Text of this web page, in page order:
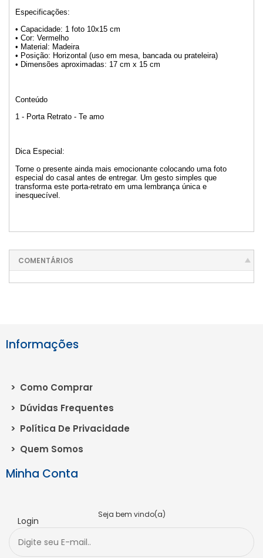
Especificações:
• Capacidade: 1 foto 10x15 cm
• Cor: Vermelho
• Material: Madeira
• Posição: Horizontal (uso em mesa, bancada ou prateleira)
• Dimensões aproximadas: 17 cm x 15 cm
Conteúdo
1 - Porta Retrato - Te amo
Dica Especial:
Torne o presente ainda mais emocionante colocando uma foto
especial do casal antes de entregar. Um gesto simples que
transforma este porta-retrato em uma lembrança única e
inesquecível.
COMENTÁRIOS
Informações
> Como Comprar
> Dúvidas Frequentes
> Política De Privacidade
> Quem Somos
Minha Conta
Seja bem vindo(a)
Login